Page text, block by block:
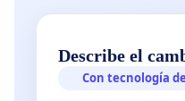
Describe el
Con tecnología